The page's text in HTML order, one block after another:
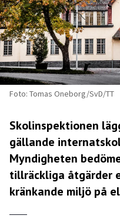
Foto: Tomas Oneborg/SvD/TT
Skolinspektionen
gällande
Myndigheten
tillräckliga åtgärder
kränkande miljö på